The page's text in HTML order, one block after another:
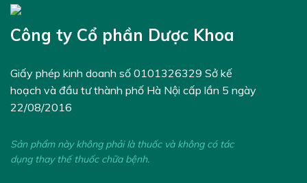
Công ty Cổ phần Dược Khoa
Giấy phép kinh doanh số 0101326329 Sở kế
hoạch và đầu tư thành phố Hà Nội cấp lần 5 ngày
22/08/2016
Sản phẩm này không phải là thuốc và không có tác
dụng thay thế thuốc chữa bệnh.